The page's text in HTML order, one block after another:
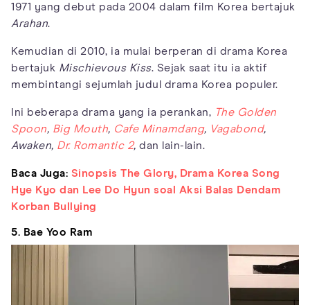
1971 yang debut pada 2004 dalam film Korea bertajuk
Arahan.
Kemudian di 2010, ia mulai berperan di drama Korea
bertajuk Mischievous Kiss. Sejak saat itu ia aktif
membintangi sejumlah judul drama Korea populer.
Ini beberapa drama yang ia perankan, The Golden
Spoon, Big Mouth, Cafe Minamdang, Vagabond,
Awaken, Dr. Romantic 2, dan lain-lain.
Baca Juga: Sinopsis The Glory, Drama Korea Song
Hye Kyo dan Lee Do Hyun soal Aksi Balas Dendam
Korban Bullying
5. Bae Yoo Ram